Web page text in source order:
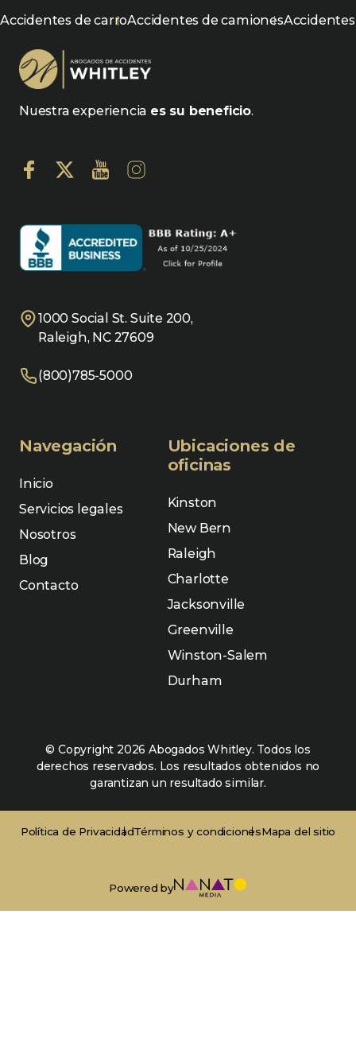
Accidentes de carroAccidentes de camiones
Nuestra experiencia es su beneficio.
Navegación
Inicio
Servicios legales
Nosotros
Blog
Contacto
Ubicaciones de
oficinas
Kinston
New Bern
Raleigh
Charlotte
Jacksonville
Greenville
Winston-Salem
Durham
1000 Social St. Suite 200,
Raleigh, NC 27609
(800)785-5000
© Copyright 2026 Abogados Whitley. Todos los
derechos reservados. Los resultados obtenidos no
garantizan un resultado similar.
Política de PrivacidadTérminos y condicionesMapa del sitio
Powered by